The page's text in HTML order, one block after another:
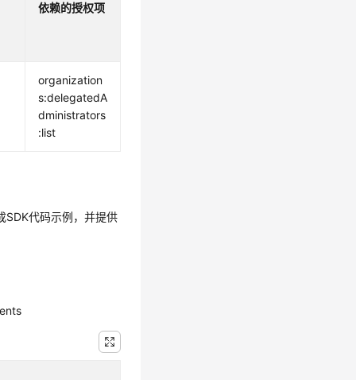
依赖的授权项
organization
s:delegatedA
dministrators
:list
SDK代码示例，并提供